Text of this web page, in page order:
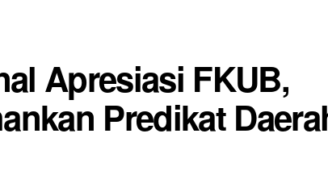
Apresiasi FKUB,
Predikat